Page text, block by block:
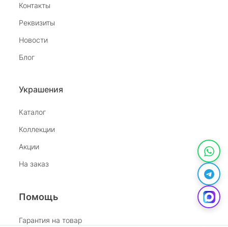
Контакты
Реквизиты
Новости
Блог
Украшения
Каталог
Коллекции
Акции
На заказ
Помощь
Гарантия на товар